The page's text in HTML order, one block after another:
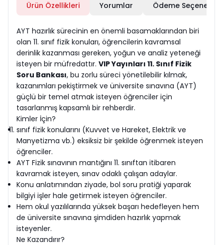
Ürün Özellikleri Yorumlar Ödeme Seçenekleri
AYT hazırlık sürecinin en önemli basamaklarından biri
olan 11. sınıf fizik konuları, öğrencilerin kavramsal
derinlik kazanması gereken, yoğun ve analiz yeteneği
isteyen bir müfredattır. VIP Yayınları 11. Sınıf Fizik
Soru Bankası, bu zorlu süreci yönetilebilir kılmak,
kazanımları pekiştirmek ve üniversite sınavına (AYT)
güçlü bir temel atmak isteyen öğrenciler için
tasarlanmış kapsamlı bir rehberdir.
Kimler İçin?
sınıf fizik konularını (Kuvvet ve Hareket, Elektrik ve
Manyetizma vb.) eksiksiz bir şekilde öğrenmek isteyen
öğrenciler.
AYT Fizik sınavının mantığını 11. sınıftan itibaren
kavramak isteyen, sınav odaklı çalışan adaylar.
Konu anlatımından ziyade, bol soru pratiği yaparak
bilgiyi işler hale getirmek isteyen öğrenciler.
Hem okul yazılılarında yüksek başarı hedefleyen hem
de üniversite sınavına şimdiden hazırlık yapmak
isteyenler.
Ne Kazandırır?